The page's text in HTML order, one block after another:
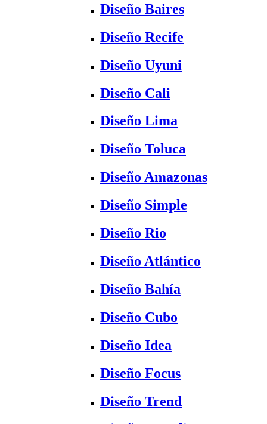
Diseño Baires
Diseño Recife
Diseño Uyuni
Diseño Cali
Diseño Lima
Diseño Toluca
Diseño Amazonas
Diseño Simple
Diseño Rio
Diseño Atlántico
Diseño Bahía
Diseño Cubo
Diseño Idea
Diseño Focus
Diseño Trend